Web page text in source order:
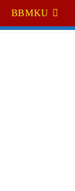
BBMKU